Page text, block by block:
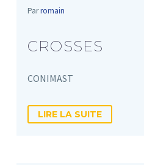
Parromain
CROSSES
CONIMAST
LIRE LA SUITE